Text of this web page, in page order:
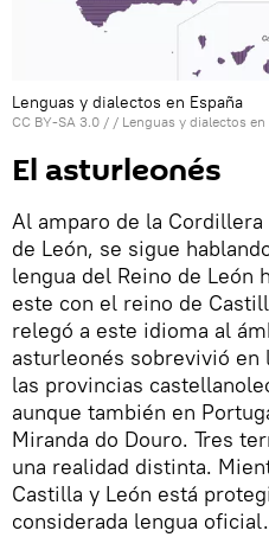
Lenguas y dialectos en España
CC BY-SA 3.0 / / Lenguas y dialectos en
El asturleonés
Al amparo de la
de León, se sigue
lengua del Reino de León
este con el reino de
relegó a este idioma al
asturleonés sobrevivió
las provincias
aunque también en
Miranda do Douro. Tres
una realidad distinta.
Castilla y León está
considerada lengua oficial.